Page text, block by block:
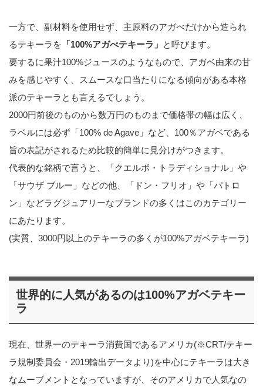
一方で、副材料を使用せず、主原料のアガべだけから造られ
るテキーラを 「100%アガべテキーラ」 と呼びます。
要するに果汁100%ジュースのようなもので、アガベ由来の甘
みを感じやすく、スムースな口当たりになる傾向がある本格
派のテキーラとも言えるでしょう。
2000円前後のものから数万円のものまで価格帯の幅は広く、
ラベルには必ず「100% de Agave」など、100％アガベである
旨の表記がされるため比較的簡単に見分けがつきます。
代表的な銘柄で言うと、「クエルボ・トラディショナル」や
「サウザ ブルー」などの他、「ドン・フリオ」や「パトロ
ン」などラグジュアリーなブランドの多くはこのカテゴリー
にあたります。
(実質、3000円以上のテキーラの多くが100%アガベテキーラ)
世界的に人気があるのは100%アガベテキー
ラ
現在、世界一のテキーラ消費国であるアメリカ(※CRT/テキー
ラ規制委員会・2019輸出データより)を中心にテキーラは大き
なムーブメントとなっていますが、そのアメリカで人気なの